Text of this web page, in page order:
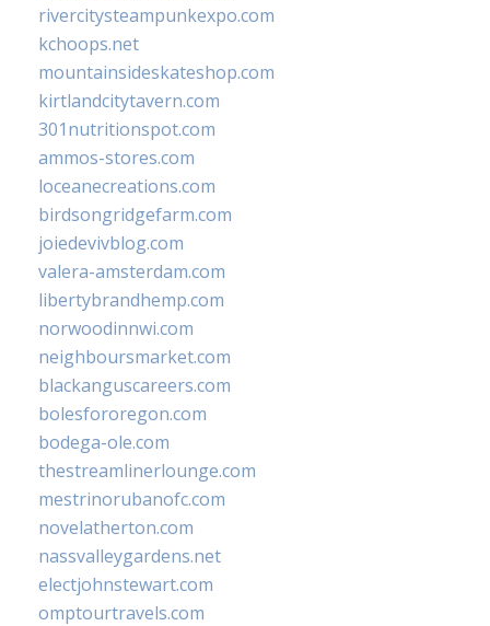
rivercitysteampunkexpo.com
kchoops.net
mountainsideskateshop.com
kirtlandcitytavern.com
301nutritionspot.com
ammos-stores.com
loceanecreations.com
birdsongridgefarm.com
joiedevivblog.com
valera-amsterdam.com
libertybrandhemp.com
norwoodinnwi.com
neighboursmarket.com
blackanguscareers.com
bolesfororegon.com
bodega-ole.com
thestreamlinerlounge.com
mestrinorubanofc.com
novelatherton.com
nassvalleygardens.net
electjohnstewart.com
omptourtravels.com